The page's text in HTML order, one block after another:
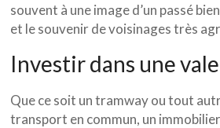
souvent à une image d’un passé
et le souvenir de voisinages très
Investir dans une
Que ce soit un tramway ou tout
transport en commun, un